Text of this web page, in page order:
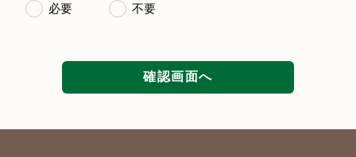
必要 不要